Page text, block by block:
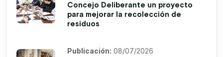
Concejo Deliberante un proyecto
para mejorar la recolección de
residuos
Publicación: 08/07/2026